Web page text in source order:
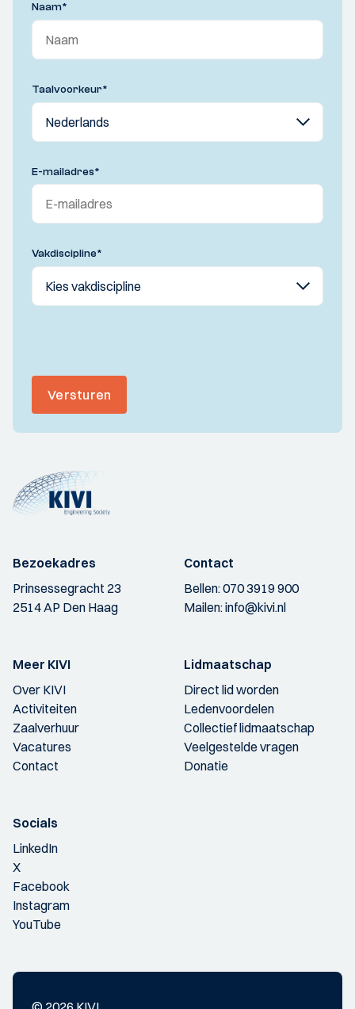
Naam*
Taalvoorkeur*
E-mailadres*
Vakdiscipline*
Versturen
Bezoekadres
Prinsessegracht 23
2514 AP Den Haag
Contact
Bellen:070 3919 900
Mailen:info@kivi.nl
Meer KIVI
Over KIVI
Activiteiten
Zaalverhuur
Vacatures
Contact
Lidmaatschap
Direct lid worden
Ledenvoordelen
Collectief lidmaatschap
Veelgestelde vragen
Donatie
Socials
LinkedIn
X
Facebook
Instagram
YouTube